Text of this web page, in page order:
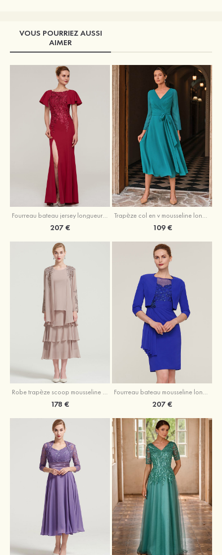
VOUS POURRIEZ AUSSI
AIMER
Fourreau bateau jersey longueur ras du sol robe de mère de la mariée avec appliqué fendue
207 €
Trapèze col en v mousseline longueur mollet robe de mère de la mariée avec plissé ceintures
109 €
Robe trapèze scoop mousseline longueur mollet robe de mère de la mariée avec appliqué volants veste
178 €
Fourreau bateau mousseline longueur genou robe de mère de la mariée avec appliqué perle plissé veste
207 €